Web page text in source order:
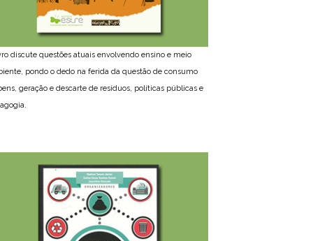
discute questões atuais envolvendo ensino e meio
pondo o dedo na ferida da questão de consumo
geração e descarte de resíduos, políticas públicas e